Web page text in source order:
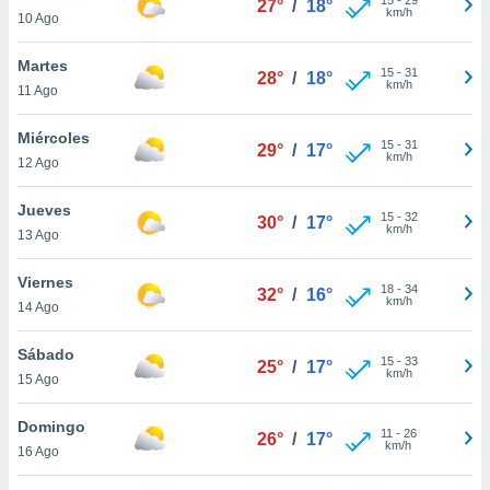
más
nuestra
y
de
disponible
cookies
aceptar
10 Ago
27° / 18°
km/h
Martes
11 Ago
28° / 18° 15- 31
km/h
Miércoles
12 Ago
29° / 17° 15- 31
km/h
Jueves
13 Ago
30° / 17° 15- 32
km/h
Viernes
14 Ago
32° / 16° 18- 34
km/h
Sábado
15 Ago
25° / 17° 15- 33
km/h
Domingo
16 Ago
26° / 17° 11 - 26
km/h